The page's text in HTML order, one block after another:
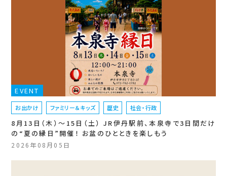
EVENT
お出かけ ファミリー＆キッズ 歴史 社会・行政
8月13日（木）〜15日（土） JR伊丹駅前、本泉寺で3日間だけ
の“夏の縁日”開催！ お盆のひとときを楽しもう
2026年08月05日